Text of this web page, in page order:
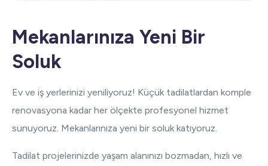
Mekanlarınıza Yeni Bir
Soluk
Ev ve iş yerlerinizi yeniliyoruz! Küçük tadilatlardan komple
renovasyona kadar her ölçekte profesyonel hizmet
sunuyoruz. Mekanlarınıza yeni bir soluk katıyoruz.
Tadilat projelerinizde yaşam alanınızı bozmadan, hızlı ve